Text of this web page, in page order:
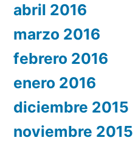
abril 2016
marzo 2016
febrero 2016
enero 2016
diciembre 2015
noviembre 2015